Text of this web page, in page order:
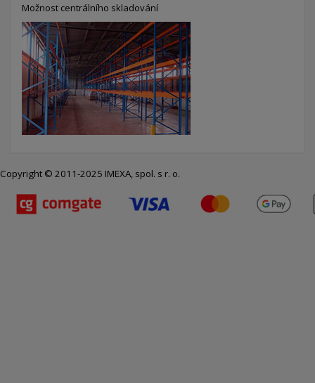
Možnost centrálního skladování
Copyright © 2011-2025 IMEXA, spol. s r. o.